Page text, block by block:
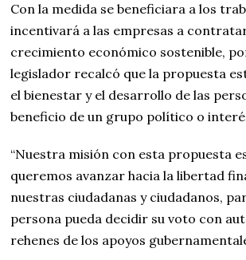
Con la medida se beneficiara a los
incentivará a las empresas a
crecimiento económico sostenible,
legislador recalcó que la propuesta
el bienestar y el desarrollo de las
beneficio de un grupo político o
“Nuestra misión con esta propuesta
queremos avanzar hacia la libertad
nuestras ciudadanas y ciudadanos,
persona pueda decidir su voto con
rehenes de los apoyos